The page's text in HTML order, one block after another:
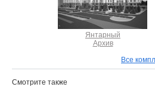
Янтарный
Архив
Все
Смотрите также